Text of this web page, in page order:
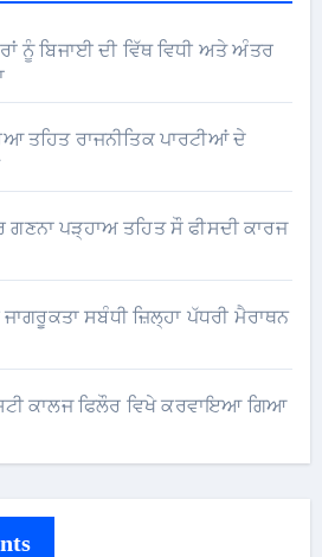
ਨੂੰ ਬਿਜਾਈ ਦੀ ਵਿੱਥ ਵਿਧੀ ਅਤੇ ਅੰਤਰ
ਰਾਜਨੀਤਿਕ ਪਾਰਟੀਆਂ ਦੇ
ਪੜ੍ਹਾਅ ਤਹਿਤ ਸੌ ਫੀਸਦੀ ਕਾਰਜ
ਸਬੰਧੀ ਜ਼ਿਲ੍ਹਾ ਪੱਧਰੀ ਮੈਰਾਥਨ
ਕਾਲਜ ਫਿਲੌਰ ਵਿਖੇ ਕਰਵਾਇਆ ਗਿਆ